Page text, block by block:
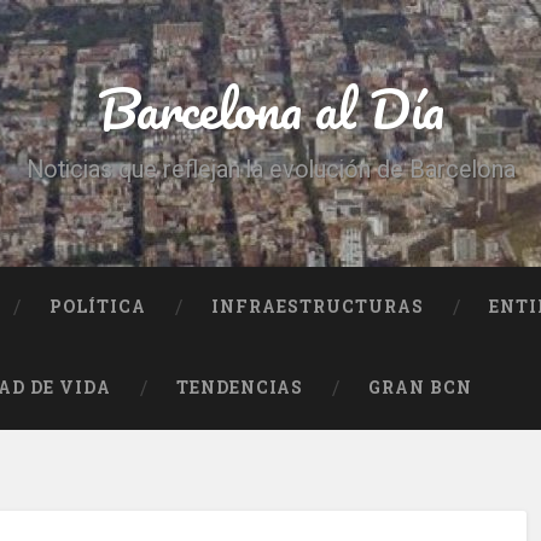
Barcelona al Día
Noticias que reflejan la evolución de Barcelona
POLÍTICA INFRAESTRUCTURAS
DE VIDA TENDENCIAS GRAN BCN